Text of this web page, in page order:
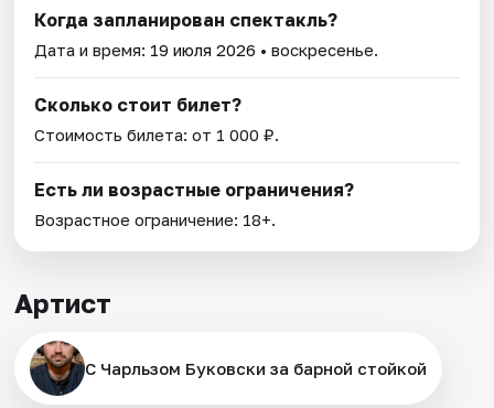
Когда запланирован спектакль?
Дата и время: 19 июля 2026 • воскресенье.
Сколько стоит билет?
Стоимость билета: от 1 000 ₽.
Есть ли возрастные ограничения?
Возрастное ограничение: 18+.
Артист
С Чарльзом Буковски за барной стойкой